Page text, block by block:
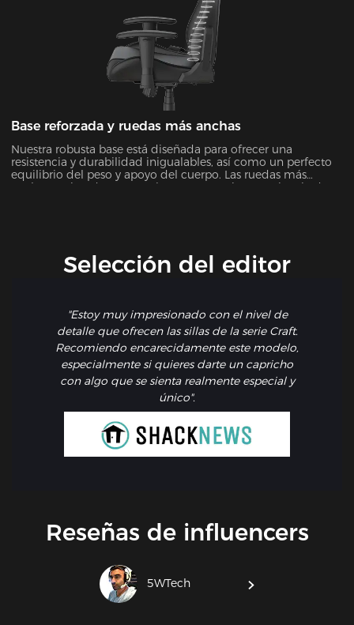
Base reforzada y ruedas más anchas
Nuestra robusta base está diseñada para ofrecer una
resistencia y durabilidad inigualables, así como un perfecto
equilibrio del peso y apoyo del cuerpo. Las ruedas más
anchas mejoradas proporcionan una mejor experiencia de
Selección del editor
"Estoy muy impresionado con el nivel de
detalle que ofrecen las sillas de la serie Craft.
Recomiendo encarecidamente este modelo,
especialmente si quieres darte un capricho
con algo que se sienta realmente especial y
único".
Reseñas de influencers
5WTech